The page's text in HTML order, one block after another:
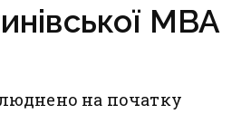
МВА
на початку